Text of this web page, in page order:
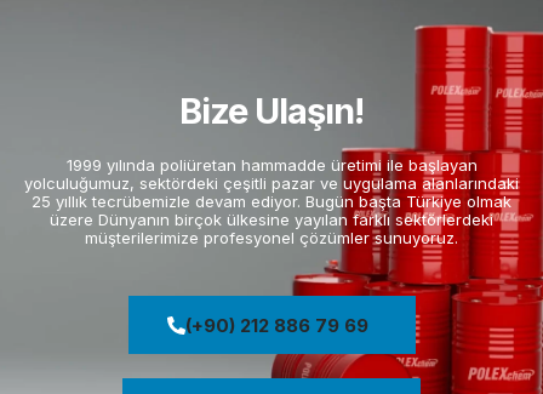
Bize Ulaşın!
1999 yılında poliüretan hammadde üretimi ile başlayan
yolculuğumuz, sektördeki çeşitli pazar ve uygulama alanlarındaki
25 yıllık tecrübemizle devam ediyor. Bugün başta Türkiye olmak
üzere Dünyanın birçok ülkesine yayılan farklı sektörlerdeki
müşterilerimize profesyonel çözümler sunuyoruz.
(+90) 212 886 79 69